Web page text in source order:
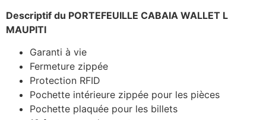
Descriptif du PORTEFEUILLE CABAIA WALLET L
MAUPITI
Garanti à vie
Fermeture zippée
Protection RFID
Pochette intérieure zippée pour les pièces
Pochette plaquée pour les billets